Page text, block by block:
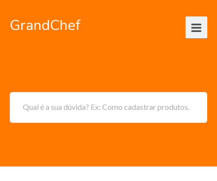
GrandChef
Qual é a sua dúvida? Ex: Como cadastrar produtos.